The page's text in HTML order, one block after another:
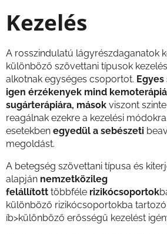
Kezelés
A rosszindulatú lágyrészdaganatok
különböző szövettani típusok
alkotnak egységes csoportot.
igen érzékenyek mind
sugárterápiára, mások viszont
reagálnak ezekre a kezelési
esetekben egyedül a sebészeti
megoldást.
A betegség szövettani típusa és
alapján nemzetközileg
felállított többféle rizikócsoportok
különböző rizikócsoportokba
íb>különböző erősségű kezelést